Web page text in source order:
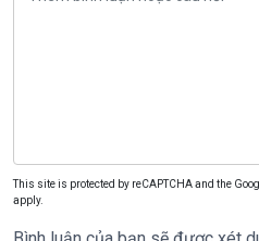
This site is protected by reCAPTCHA and the
apply.